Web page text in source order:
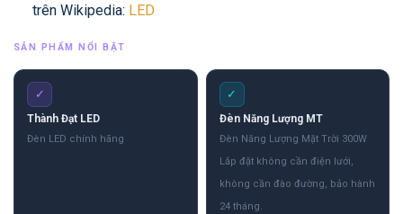
trên Wikipedia: LED
SẢN PHẨM NỔI BẬT
✓
Thành Đạt LED
Đèn LED chính hãng
✓
Đèn Năng Lượng MT
Đèn Năng Lượng Mặt Trời 300W
Lắp đặt không cần điện lưới,
không cần đào đường, bảo hành
24 tháng.